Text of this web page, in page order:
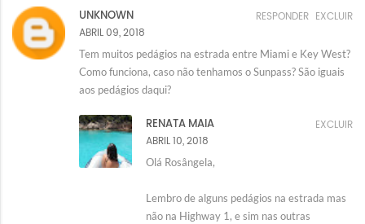
UNKNOWN
ABRIL 09, 2018
Tem muitos pedágios na estrada entre Miami e Key West?
Como funciona, caso não tenhamos o Sunpass? São iguais
aos pedágios daqui?
RESPONDER EXCLUIR
RENATA MAIA
ABRIL 10, 2018
Olá Rosângela,
Lembro de alguns pedágios na estrada mas
não na Highway 1, e sim nas outras
EXCLUIR